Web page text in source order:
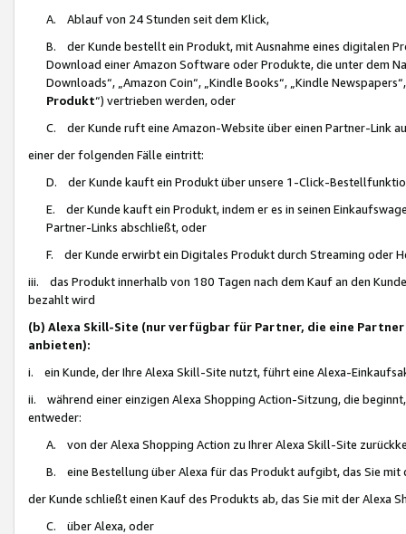
A. Ablauf von 24 Stunden seit dem Klick,
B. der Kunde bestellt ein Produkt, mit Ausnahme eines digitalen
Download einer Amazon Software oder Produkte, die unter dem
Downloads“, „Amazon Coin“, „Kindle Books“, „Kindle
Produkt“) vertrieben werden, oder
C. der Kunde ruft eine Amazon-Website über einen Partner-Link
einer der folgenden Fälle eintritt:
D. der Kunde kauft ein Produkt über unsere 1-Click-
E. der Kunde kauft ein Produkt, indem er es in seinen
Partner-Links abschließt, oder
F. der Kunde erwirbt ein Digitales Produkt durch Streaming oder
iii. das Produkt innerhalb von 180 Tagen nach dem Kauf an den
bezahlt wird
(b) Alexa Skill-Site (nur verfügbar für Partner, die eine
anbieten):
i. ein Kunde, der Ihre Alexa Skill-Site nutzt, führt eine Alexa-
ii. während einer einzigen Alexa Shopping Action-Sitzung, die
entweder:
A. von der Alexa Shopping Action zu Ihrer Alexa Skill-Site
B. eine Bestellung über Alexa für das Produkt aufgibt, das Sie mit
der Kunde schließt einen Kauf des Produkts ab, das Sie mit der Alexa
C. über Alexa, oder